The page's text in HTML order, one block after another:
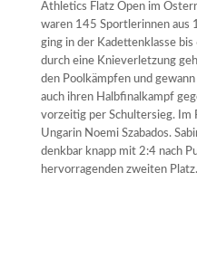
Athletics Flatz Open im
waren 145 Sportlerinnen aus
ging in der Kadettenklasse
durch eine Knieverletzung
den Poolkämpfen und
auch ihren Halbfinalkampf
vorzeitig per Schultersieg. Im
Ungarin Noemi Szabados.
denkbar knapp mit 2:4 nach
hervorragenden zweiten Platz.